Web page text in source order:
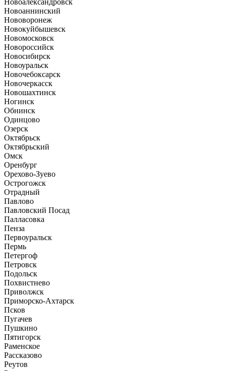
Новоалександровск
Новоаннинский
Нововоронеж
Новокуйбышевск
Новомосковск
Новороссийск
Новосибирск
Новоуральск
Новочебоксарск
Новочеркасск
Новошахтинск
Ногинск
Обнинск
Одинцово
Озерск
Октябрьск
Октябрьский
Омск
Оренбург
Орехово-Зуево
Острогожск
Отрадный
Павлово
Павловский Посад
Палласовка
Пенза
Первоуральск
Пермь
Петергоф
Петровск
Подольск
Похвистнево
Приволжск
Приморско-Ахтарск
Псков
Пугачев
Пушкино
Пятигорск
Раменское
Рассказово
Реутов